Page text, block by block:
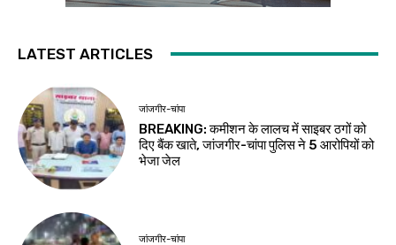
LATEST ARTICLES
जांजगीर-चांपा
BREAKING: कमीशन के लालच में साइबर ठगों को
दिए बैंक खाते, जांजगीर-चांपा पुलिस ने 5 आरोपियों को
भेजा जेल
जांजगीर-चांपा